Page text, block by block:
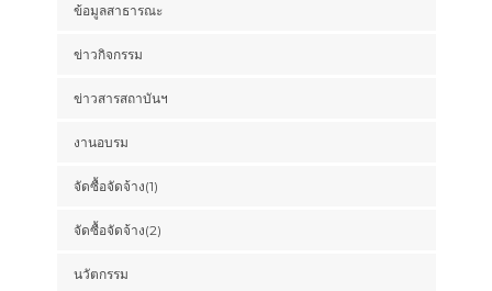
ข้อมูลสาธารณะ
ข่าวกิจกรรม
ข่าวสารสถาบันฯ
งานอบรม
จัดซื้อจัดจ้าง(1)
จัดซื้อจัดจ้าง(2)
นวัตกรรม